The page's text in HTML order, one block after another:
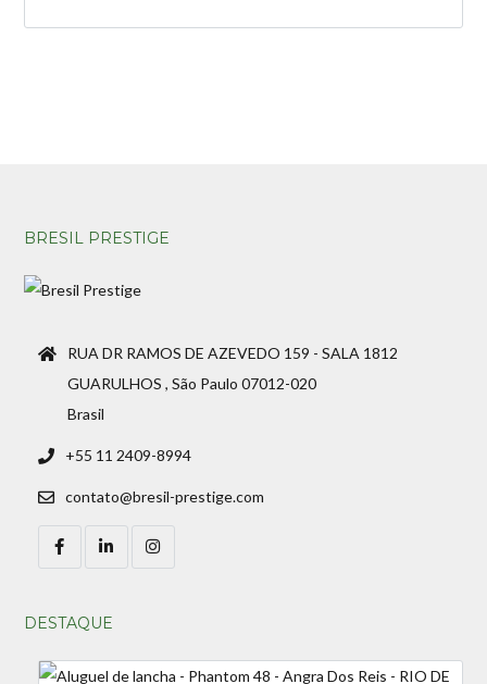
BRESIL PRESTIGE
RUA DR RAMOS DE AZEVEDO 159 - SALA 1812
GUARULHOS , São Paulo 07012-020
Brasil
+55 11 2409-8994
contato@bresil-prestige.com
DESTAQUE